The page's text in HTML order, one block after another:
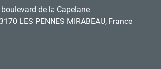
de la Capelane
LES PENNES MIRABEAU, France